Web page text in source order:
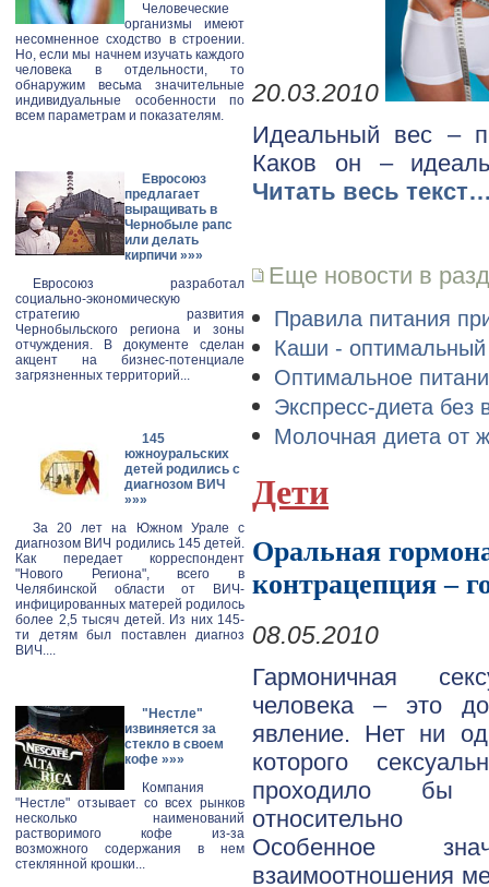
Человеческие
организмы имеют
несомненное сходство в строении.
Но, если мы начнем изучать каждого
человека в отдельности, то
обнаружим весьма значительные
индивидуальные особенности по
всем параметрам и показателям.
Евросоюз
предлагает
выращивать в
Чернобыле рапс
или делать
кирпичи »»»
Евросоюз разработал
социально-экономическую
стратегию развития
Чернобыльского региона и зоны
отчуждения. В документе сделан
акцент на бизнес-потенциале
загрязненных территорий...
145
южноуральских
детей родились с
диагнозом ВИЧ
»»»
За 20 лет на Южном Урале с
диагнозом ВИЧ родились 145 детей.
Как передает корреспондент
"Нового Региона", всего в
Челябинской области от ВИЧ-
инфицированных матерей родилось
более 2,5 тысяч детей. Из них 145-
ти детям был поставлен диагноз
ВИЧ....
"Нестле"
извиняется за
стекло в своем
кофе »»»
Компания
"Нестле" отзывает со всех рынков
несколько наименований
растворимого кофе из-за
возможного содержания в нем
стеклянной крошки...
20.03.2010
Идеальный вес –
Каков он –
Читать весь
Еще новости в
Правила питания
Каши - оптимальный
Оптимальное
Экспресс-диета без
Молочная диета от
Дети
Оральная
контрацепция –
08.05.2010
Гармоничная
человека – это
явление. Нет ни
которого
проходило бы
относительно
Особенное
взаимоотношения